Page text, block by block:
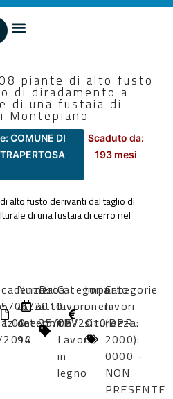
piante di alto fusto
di diradamento a
di una fustaia di
Montepiano –
COMUNE DI
Scaduto da:
193 mesi
alto fusto derivanti dal taglio di
di una fustaia di cerro nel
06/2010
Numero
atto:
determina
94
Data
atto:
25/05/2010
Categoria
lavori
CPV:
Lavori
in
legno
Importo
oneri
sicurezza:
0
Categorie
lavori
(DPR
2000):
0000 -
NON
PRESENTE